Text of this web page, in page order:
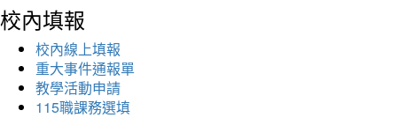
校內填報
校內線上填報
重大事件通報單
教學活動申請
115職課務選填